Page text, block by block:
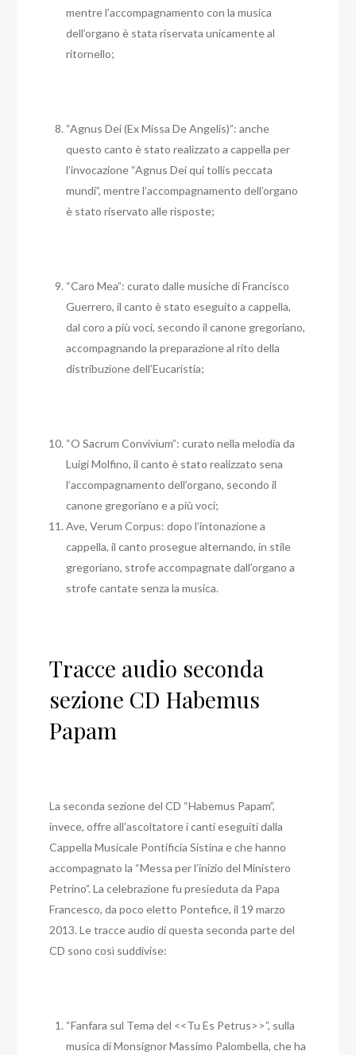
mentre l’accompagnamento con la musica
dell’organo è stata riservata unicamente al
ritornello;
“Agnus Dei (Ex Missa De Angelis)”: anche
questo canto è stato realizzato a cappella per
l’invocazione “Agnus Dei qui tollis peccata
mundi”, mentre l’accompagnamento dell’organo
è stato riservato alle risposte;
“Caro Mea”: curato dalle musiche di Francisco
Guerrero, il canto è stato eseguito a cappella,
dal coro a più voci, secondo il canone gregoriano,
accompagnando la preparazione al rito della
distribuzione dell’Eucaristia;
“O Sacrum Convivium”: curato nella melodia da
Luigi Molfino, il canto è stato realizzato sena
l’accompagnamento dell’organo, secondo il
canone gregoriano e a più voci;
Ave, Verum Corpus: dopo l’intonazione a
cappella, il canto prosegue alternando, in stile
gregoriano, strofe accompagnate dall’organo a
strofe cantate senza la musica.
Tracce audio seconda
sezione CD Habemus
Papam
La seconda sezione del CD “Habemus Papam”,
invece, offre all’ascoltatore i canti eseguiti dalla
Cappella Musicale Pontificia Sistina e che hanno
accompagnato la “Messa per l’inizio del Ministero
Petrino”. La celebrazione fu presieduta da Papa
Francesco, da poco eletto Pontefice, il 19 marzo
2013. Le tracce audio di questa seconda parte del
CD sono così suddivise:
“Fanfara sul Tema del <<Tu Es Petrus>>”, sulla
musica di Monsignor Massimo Palombella, che ha